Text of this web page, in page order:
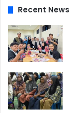
Recent News